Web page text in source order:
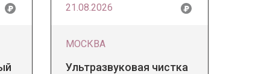
21.08.2026
МОСКВА
Ультразвуковая чистка